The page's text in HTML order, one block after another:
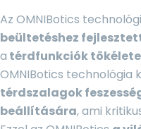
Az OMNIBotics
beültetéshez
a térdfunkciók
OMNIBotics technológia
térdszalagok
beállítására, ami